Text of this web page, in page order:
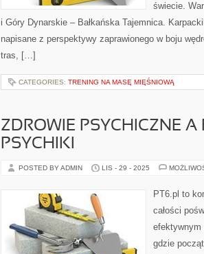
świecie.
i Góry Dynarskie – Bałkańska Tajemnica.
napisane z perspektywy zaprawionego w boju
tras, […]
CATEGORIES: TRENING NA MASĘ MIĘŚNIOWĄ
ZDROWIE PSYCHICZNE A
PSYCHIKI
POSTED BY ADMIN LIS - 29 - 2025
PT6.pl to
całości
efektywnym
gdzie